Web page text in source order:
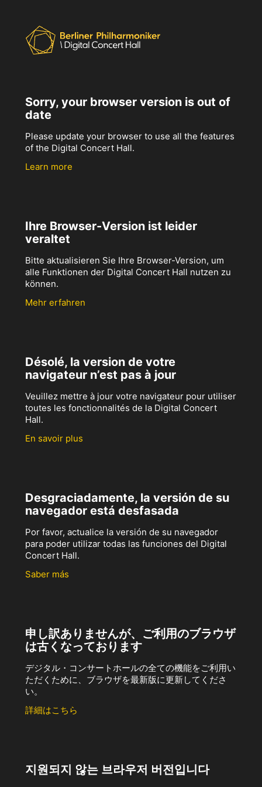
Sorry, your browser version is out of
date
Please update your browser to use all the features
of the Digital Concert Hall.
Learn more
Ihre Browser-Version ist leider
veraltet
Bitte aktualisieren Sie Ihre Browser-Version, um
alle Funktionen der Digital Concert Hall nutzen zu
können.
Mehr erfahren
Désolé, la version de votre
navigateur n’est pas à jour
Veuillez mettre à jour votre navigateur pour utiliser
toutes les fonctionnalités de la Digital Concert
Hall.
En savoir plus
Desgraciadamente, la versión de su
navegador está desfasada
Por favor, actualice la versión de su navegador
para poder utilizar todas las funciones del Digital
Concert Hall.
Saber más
申し訳ありませんが、ご利用のブラウザ
は古くなっております
デジタル・コンサートホールの全ての機能をご利用い
ただくために、ブラウザを最新版に更新してくださ
い。
詳細はこちら
지원되지 않는 브라우저 버전입니다